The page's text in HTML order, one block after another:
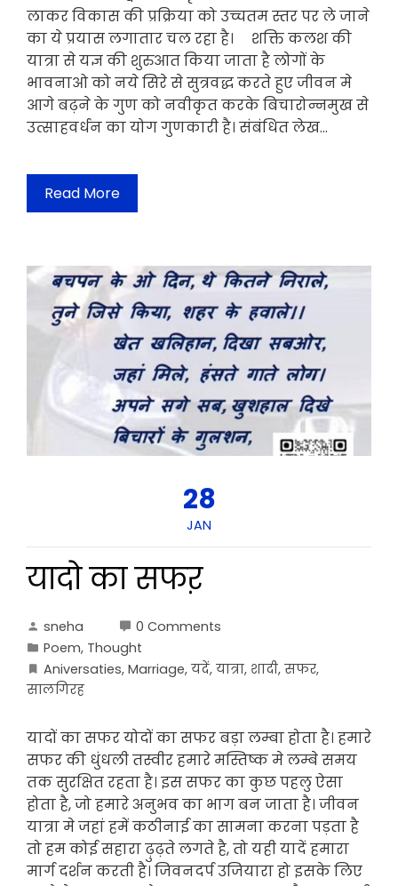
लाकर विकास की प्रक्रिया को उच्चतम स्तर पर ले जाने
का ये प्रयास लगातार चल रहा है। शक्ति कलश की
यात्रा से यज्ञ की शुरुआत किया जाता है लोगों के
भावनाओ को नये सिरे से सुत्रवद्ध करते हुए जीवन मे
आगे बढ़ने के गुण को नवीकृत करके बिचारोन्नमुख से
उत्साहवर्धन का योग गुणकारी है। संबंधित लेख…
Read More
28
JAN
यादो का सफऱ
sneha
0 Comments
Poem, Thought
Aniversaties, Marriage, यदें, यात्रा, शादी, सफर,
सालगिरह
यादों का सफर योदों का सफर बड़ा लम्बा होता है। हमारे
सफर की धुंधली तस्वीर हमारे मस्तिष्क मे लम्बे समय
तक सुरक्षित रहता है। इस सफर का कुछ पहलु ऐसा
होता है, जो हमारे अनुभव का भाग बन जाता है। जीवन
यात्रा मे जहां हमें कठीनाई का सामना करना पड़ता है
तो हम कोई सहारा ढ़ुढ़ते लगते है, तो यही यादें हमारा
मार्ग दर्शन करती है। जिवनदर्प उजियारा हो इसके लिए